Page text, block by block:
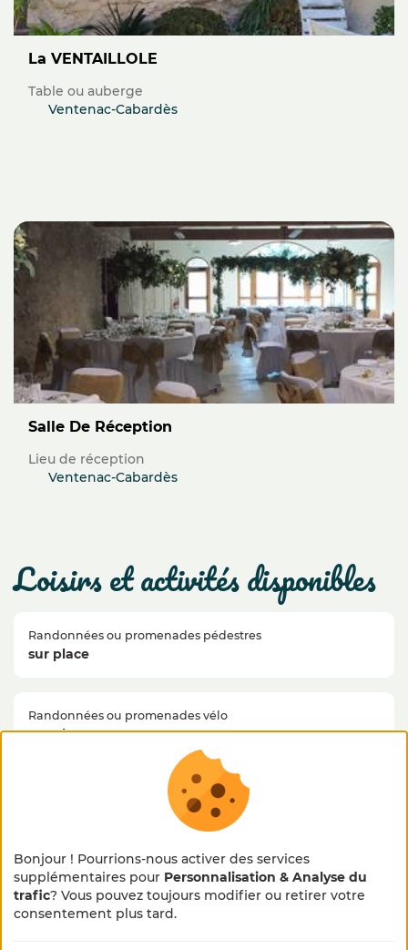
La VENTAILLOLE
Table ou auberge
Ventenac-Cabardès
Salle De Réception
Lieu de réception
Ventenac-Cabardès
loisirs et activités disponibles
Randonnées ou promenades pédestres
sur place
Randonnées ou promenades vélo
sur place
Piscine - Espace balnéo - Thermes
Activités sportives
10.0 km
🌻 En pleine métamorphose ×
Bonjour ! Pourrions-nous activer des services
supplémentaires pour Personnalisation & Analyse du
trafic? Vous pouvez toujours modifier ou retirer votre
consentement plus tard.